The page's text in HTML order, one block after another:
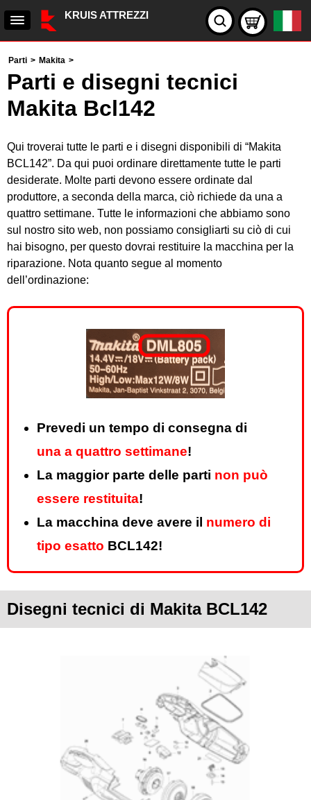
KRUIS ATTREZZI
Parti > Makita >
Parti e disegni tecnici
Makita Bcl142
Qui troverai tutte le parti e i disegni disponibili di “Makita
BCL142”. Da qui puoi ordinare direttamente tutte le parti
desiderate. Molte parti devono essere ordinate dal
produttore, a seconda della marca, ciò richiede da una a
quattro settimane. Tutte le informazioni che abbiamo sono
sul nostro sito web, non possiamo consigliarti su ciò di cui
hai bisogno, per questo dovrai restituire la macchina per la
riparazione. Nota quanto segue al momento
dell’ordinazione:
Prevedi un tempo di consegna di
una a quattro settimane!
La maggior parte delle parti non può
essere restituita!
La macchina deve avere il numero di
tipo esatto BCL142!
Disegni tecnici di Makita BCL142